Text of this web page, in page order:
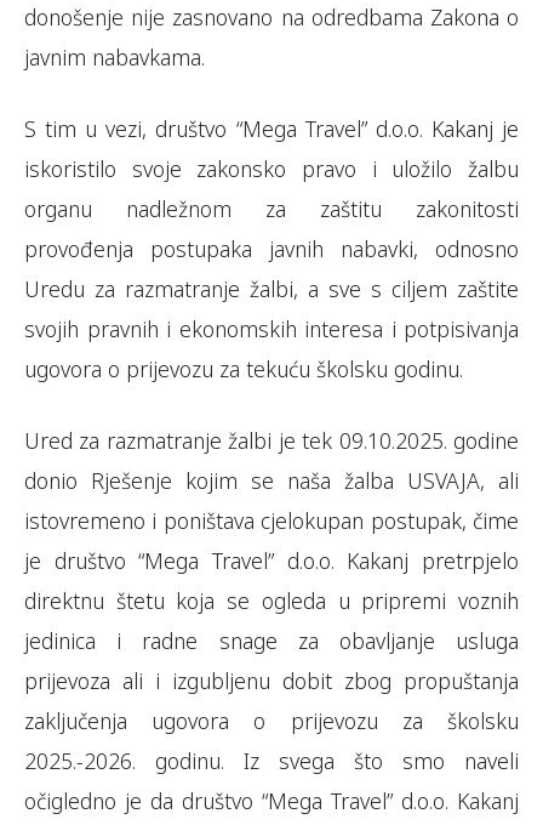
donošenje nije zasnovano na odredbama Zakona o
javnim nabavkama.
S tim u vezi, društvo “Mega Travel” d.o.o. Kakanj je
iskoristilo svoje zakonsko pravo i uložilo žalbu
organu nadležnom za zaštitu zakonitosti
provođenja postupaka javnih nabavki, odnosno
Uredu za razmatranje žalbi, a sve s ciljem zaštite
svojih pravnih i ekonomskih interesa i potpisivanja
ugovora o prijevozu za tekuću školsku godinu.
Ured za razmatranje žalbi je tek 09.10.2025. godine
donio Rješenje kojim se naša žalba USVAJA, ali
istovremeno i poništava cjelokupan postupak, čime
je društvo “Mega Travel” d.o.o. Kakanj pretrpjelo
direktnu štetu koja se ogleda u pripremi voznih
jedinica i radne snage za obavljanje usluga
prijevoza ali i izgubljenu dobit zbog propuštanja
zaključenja ugovora o prijevozu za školsku
2025.-2026. godinu. Iz svega što smo naveli
očigledno je da društvo “Mega Travel” d.o.o. Kakanj